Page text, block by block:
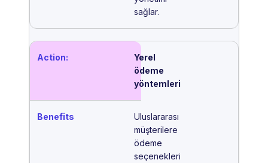
sağlar.
Yerel
ödeme
yöntemleri
Uluslararası
müşterilere
ödeme
seçenekleri